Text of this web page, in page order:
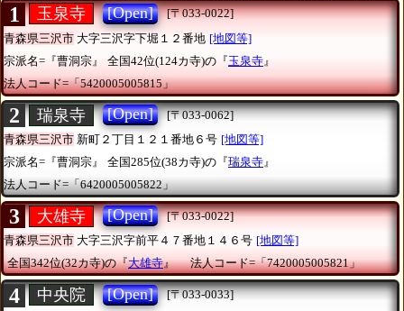
1 玉泉寺 [Open]
[〒033-0022]
青森県三沢市 大字三沢字下堀１２番地 [地図等]
宗派名=『曹洞宗』
全国42位(124カ寺)の『玉泉寺 』
法人コード=「5420005005815」
2 瑞泉寺 [Open]
[〒033-0062]
青森県三沢市 新町２丁目１２１番地６号 [地図等]
宗派名=『曹洞宗』
全国285位(38カ寺)の『瑞泉寺』
法人コード=「6420005005822」
3 大雄寺 [Open]
[〒033-0022]
青森県三沢市 大字三沢字前平４７番地１４６号 [地図等]
全国342位(32カ寺)の『大雄寺』 法人コード=「7420005005821」
4 中央院 [Open]
[〒033-0033]